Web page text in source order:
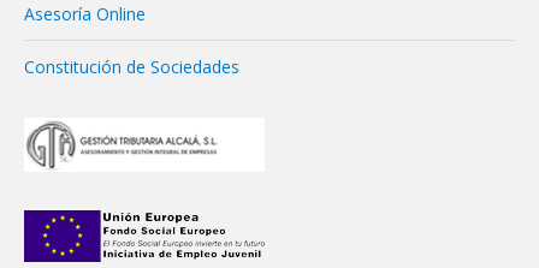
Asesoría Online
Constitución de Sociedades